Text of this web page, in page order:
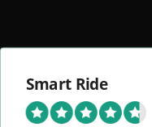
Smart Ride